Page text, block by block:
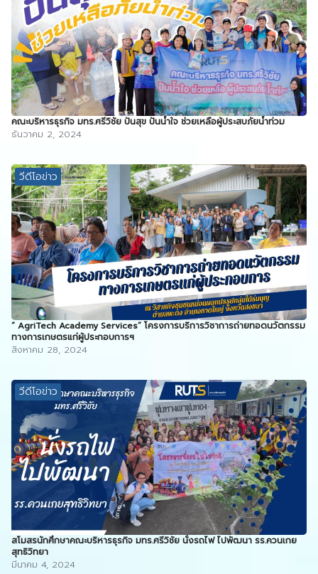
คณะบริหารธุรกิจ มทร.ศรีวิชัย ปันสุข ปันน้ำใจ ช่วยเหลือผู้ประสบภัยน้ำท่วม
ธันวาคม 2, 2024
วีดีโอข่าว
“ AgriTech Academy Services” โครงการบริการวิชาการถ่ายทอดนวัตกรรม
ทางการเกษตรแก่ผู้ประกอบการฯ
สิงหาคม 28, 2024
วีดีโอข่าว
สโมสรนักศึกษาคณะบริหารธุรกิจ มทร.ศรีวิชัย นั่งรถไฟ ไปพัฒนา รร.ควนเกย
สุทธิวิทยา
มีนาคม 4, 2024